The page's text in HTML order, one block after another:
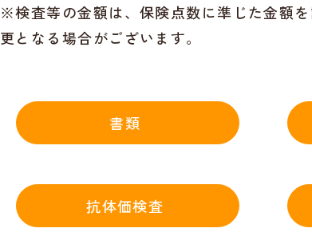
※検査等の金額は、保険点数に準じた金額
更となる場合がございます。
書類
抗体価検査